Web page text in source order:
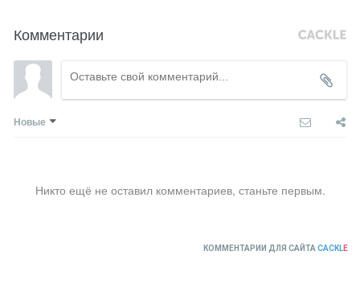
Комментарии
Новые
Никто ещё не оставил комментариев, станьте первым.
КОММЕНТАРИИ ДЛЯ САЙТА CACKLE